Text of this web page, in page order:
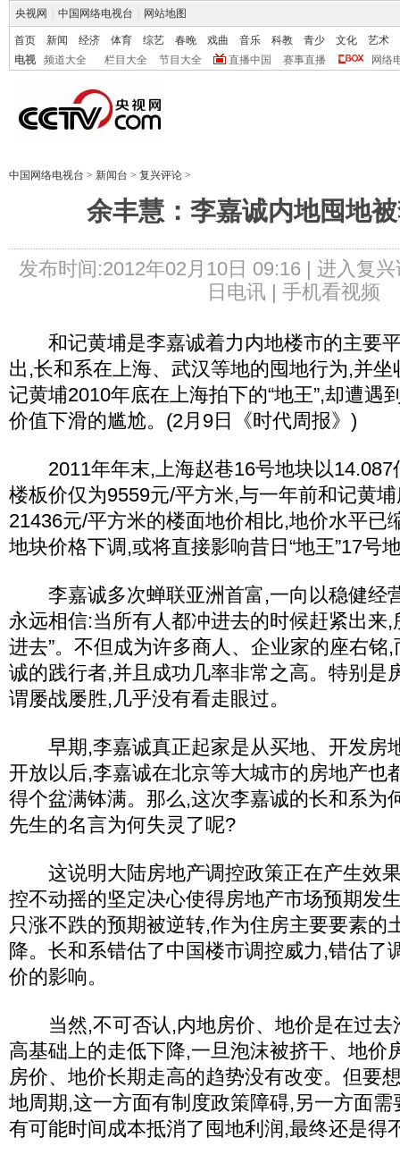
央视网 中国网络电视台 网站地图
首页 新闻 经济 体育 综艺 春晚 戏曲 音乐 科教 青少 文化
艺术
电视
频道大全 栏目大全 节目大全 直播中国 赛事直播 网络
中国网络电视台 > 新闻台 > 复兴评论 >
余丰慧：李嘉诚内地囤地
发布时间:2012年02月10日 09:16 | 进入复兴
日电讯 | 手机看视频
和记黄埔是李嘉诚着力内地楼市的主要
出,长和系在上海、武汉等地的囤地行为,并
记黄埔2010年底在上海拍下的“地王”,却遭遇
价值下滑的尴尬。(2月9日《时代周报》)
2011年年末,上海赵巷16号地块以14.087
楼板价仅为9559元/平方米,与一年前和记黄
21436元/平方米的楼面地价相比,地价水平已
地块价格下调,或将直接影响昔日“地王”17
李嘉诚多次蝉联亚洲首富,一向以稳健经
永远相信:当所有人都冲进去的时候赶紧出来
进去”。不但成为许多商人、企业家的座右铭
诚的践行者,并且成功几率非常之高。特别是
谓屡战屡胜,几乎没有看走眼过。
早期,李嘉诚真正起家是从买地、开发房
开放以后,李嘉诚在北京等大城市的房地产也
得个盆满钵满。那么,这次李嘉诚的长和系为
先生的名言为何失灵了呢?
这说明大陆房地产调控政策正在产生效
控不动摇的坚定决心使得房地产市场预期发
只涨不跌的预期被逆转,作为住房主要要素的
降。长和系错估了中国楼市调控威力,错估了
价的影响。
当然,不可否认,内地房价、地价是在过去
高基础上的走低下降,一旦泡沫被挤干、地价
房价、地价长期走高的趋势没有改变。但要
地周期,这一方面有制度政策障碍,另一方面
有可能时间成本抵消了囤地利润,最终还是